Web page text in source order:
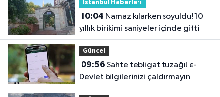
İstanbul Haberleri
10:04
yıllık birikimi saniyeler içinde gitti
Güncel
09:56
Devlet bilgilerinizi çaldırmayın